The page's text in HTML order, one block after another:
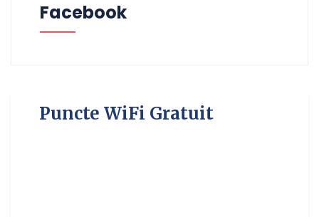
Facebook
Puncte WiFi Gratuit